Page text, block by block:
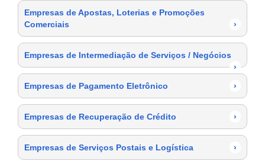
Empresas de Apostas, Loterias e Promoções
Comerciais
›
Empresas de Intermediação de Serviços / Negócios
›
Empresas de Pagamento Eletrônico
›
Empresas de Recuperação de Crédito ›
Empresas de Serviços Postais e Logística ›